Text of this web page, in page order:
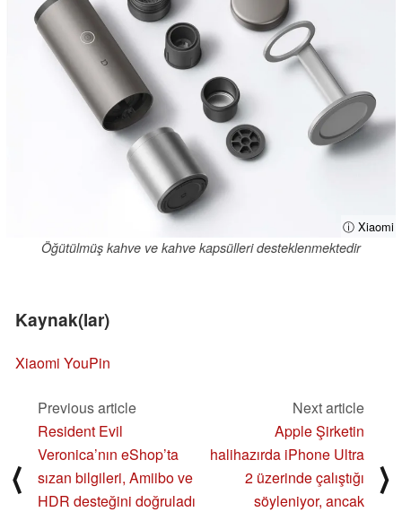
ⓘ Xiaomi
Öğütülmüş kahve ve kahve kapsülleri desteklenmektedir
Kaynak(lar)
Xiaomi YouPin
⟨
Previous article
Resident Evil
Veronica’nın eShop’ta
sızan bilgileri, Amiibo ve
HDR desteğini doğruladı
Next article
Apple Şirketin
halihazırda iPhone Ultra
2 üzerinde çalıştığı
söyleniyor, ancak
⟩